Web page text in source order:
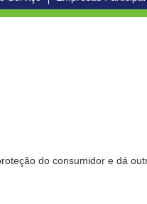
do consumidor e dá